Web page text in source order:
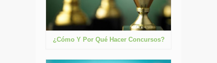
¿Cómo Y Por Qué Hacer Concursos?